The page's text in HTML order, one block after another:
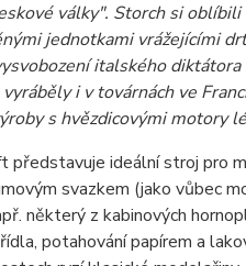
války". Storch si
jednotkami vrážejícími
italského
i v továrnách ve
s hvězdicovými motory
představuje ideální stroj pro
svazkem (jako vůbec
některý z kabinových
potahování papírem a